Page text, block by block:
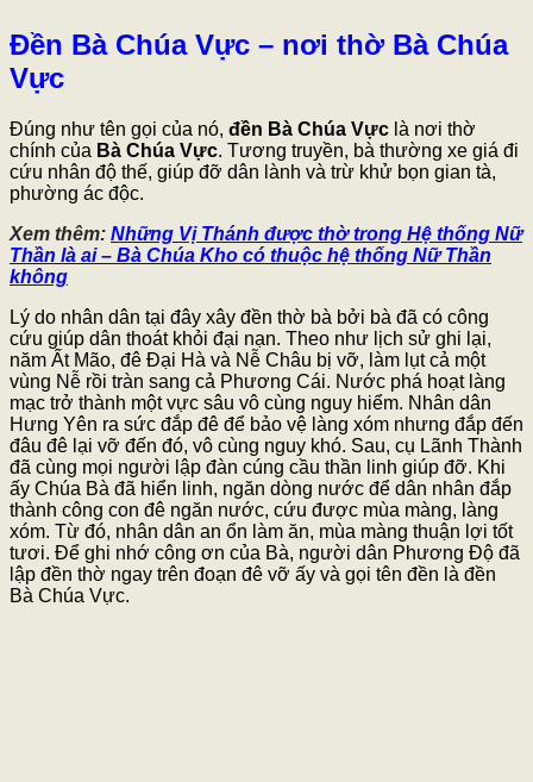
Đền Bà Chúa Vực – nơi thờ Bà Chúa
Vực
Đúng như tên gọi của nó, đền Bà Chúa Vực là nơi thờ
chính của Bà Chúa Vực. Tương truyền, bà thường xe giá đi
cứu nhân độ thế, giúp đỡ dân lành và trừ khử bọn gian tà,
phường ác độc.
Xem thêm: Những Vị Thánh được thờ trong Hệ thống Nữ
Thần là ai – Bà Chúa Kho có thuộc hệ thống Nữ Thần
không
Lý do nhân dân tại đây xây đền thờ bà bởi bà đã có công
cứu giúp dân thoát khỏi đại nạn. Theo như lịch sử ghi lại,
năm Ất Mão, đê Đại Hà và Nễ Châu bị vỡ, làm lụt cả một
vùng Nễ rồi tràn sang cả Phương Cái. Nước phá hoạt làng
mạc trở thành một vực sâu vô cùng nguy hiểm. Nhân dân
Hưng Yên ra sức đắp đê để bảo vệ làng xóm nhưng đắp đến
đâu đê lại vỡ đến đó, vô cùng nguy khó. Sau, cụ Lãnh Thành
đã cùng mọi người lập đàn cúng cầu thần linh giúp đỡ. Khi
ấy Chúa Bà đã hiển linh, ngăn dòng nước để dân nhân đắp
thành công con đê ngăn nước, cứu được mùa màng, làng
xóm. Từ đó, nhân dân an ổn làm ăn, mùa màng thuận lợi tốt
tươi. Để ghi nhớ công ơn của Bà, người dân Phương Độ đã
lập đền thờ ngay trên đoạn đê vỡ ấy và gọi tên đền là đền
Bà Chúa Vực.